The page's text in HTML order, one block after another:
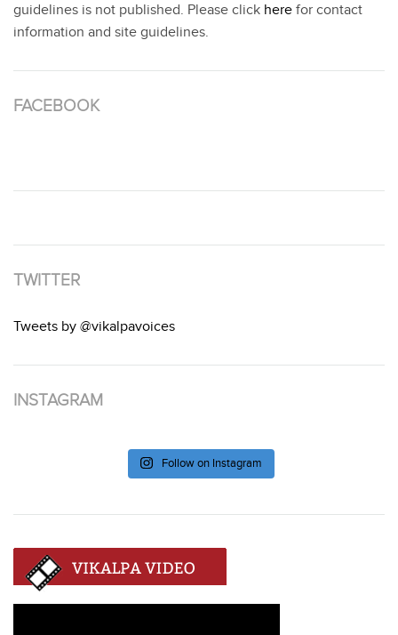
guidelines is not published. Please click here for contact
information and site guidelines.
FACEBOOK
TWITTER
Tweets by @vikalpavoices
INSTAGRAM
Follow on Instagram